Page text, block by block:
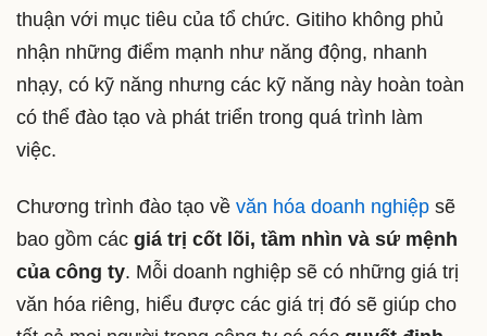
thuận với mục tiêu của tổ chức. Gitiho không phủ
nhận những điểm mạnh như năng động, nhanh
nhạy, có kỹ năng nhưng các kỹ năng này hoàn toàn
có thể đào tạo và phát triển trong quá trình làm
việc.
Chương trình đào tạo về văn hóa doanh nghiệp sẽ
bao gồm các giá trị cốt lõi, tầm nhìn và sứ mệnh
của công ty. Mỗi doanh nghiệp sẽ có những giá trị
văn hóa riêng, hiểu được các giá trị đó sẽ giúp cho